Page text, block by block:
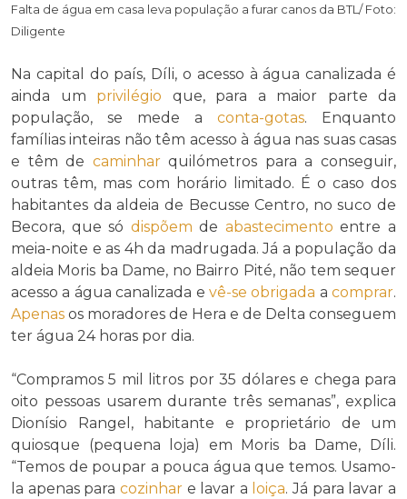
Falta de água em casa leva população a furar canos da BTL/ Foto:
Diligente
Na capital do país, Díli, o acesso à água canalizada é
ainda um privilégio que, para a maior parte da
população, se mede a conta-gotas. Enquanto
famílias inteiras não têm acesso à água nas suas casas
e têm de caminharquilómetros para a conseguir,
outras têm, mas com horário limitado. É o caso dos
habitantes da aldeia de Becusse Centro, no suco de
Becora, que só dispõemde abastecimento entre a
meia-noite e as 4h da madrugada. Já a população da
aldeia Moris ba Dame, no Bairro Pité, não tem sequer
acesso a água canalizada e vê-se obrigada a comprar.
Apenas os moradores de Hera e de Delta conseguem
ter água 24 horas por dia.
“Compramos 5 mil litros por 35 dólares e chega para
oito pessoas usarem durante três semanas”, explica
Dionísio Rangel, habitante e proprietário de um
quiosque (pequena loja) em Moris ba Dame, Díli.
“Temos de poupar a pouca água que temos. Usamo-
la apenas para cozinhare lavar a loiça. Já para lavar a